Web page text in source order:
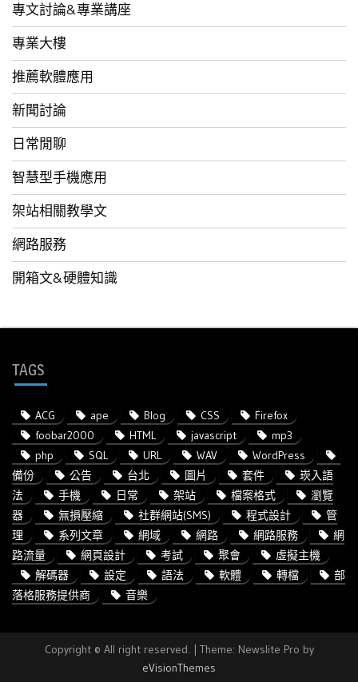
專文討論&專業講座
專業大樓
推薦軟體應用
新聞討論
日常閒聊
智慧型手機應用
架站相關教學文
網路服務
開箱文&硬體知識
TAGS
ACG ape Blog CSS
Firefox
foobar2000
HTML javascript
mp3
php
SQL URL WAV
WordPress
備份
公告 台北 圖片 套件
崁入語
法
手機 日常 架站 檔案格式
瀏覽
器
無損壓縮 社群網站(SMS) 程式設計
管
理
系列文章 網域 網路 網路服務
網
路流量
網頁設計 考試 聚會
虛擬主機
解碼器
設定 語法 軟體 轉檔
部
落格服務提供商
音樂
Copyright © All right reserved. | Theme: Newslite Pro by
eVisionThemes